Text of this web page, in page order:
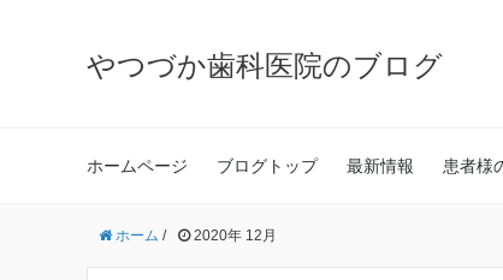
やつづか歯科医院のブログ
ホームページ ブログトップ 最新情報 患者様
ホーム / 2020年 12月